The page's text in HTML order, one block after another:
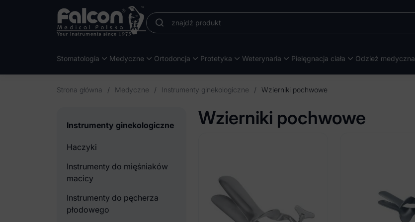
Stomatologia Medyczne Ortodoncja Protetyka Weterynaria Pielęgnacja ciała Odzież medyczna
Strona główna / Medyczne / Instrumenty ginekologiczne / Wzierniki pochwowe
Instrumenty ginekologiczne
Haczyki
Instrumenty do mięśniaków
macicy
Instrumenty do pęcherza
płodowego
Wzierniki pochwowe